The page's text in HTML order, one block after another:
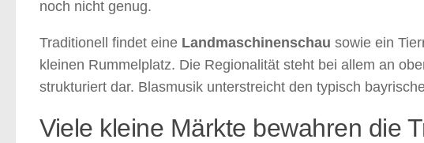
noch nicht genug.
Traditionell findet eine Landmaschinenschau sowie ein
kleinen Rummelplatz. Die Regionalität steht bei allem an
strukturiert dar. Blasmusik unterstreicht den typisch
Viele kleine Märkte bewahren die